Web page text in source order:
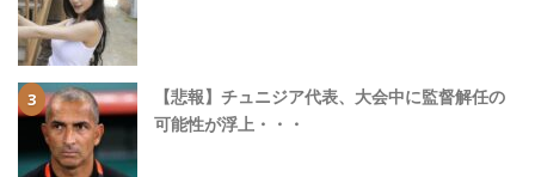
【悲報】チュニジア代表、大会中に監督解任の
可能性が浮上・・・